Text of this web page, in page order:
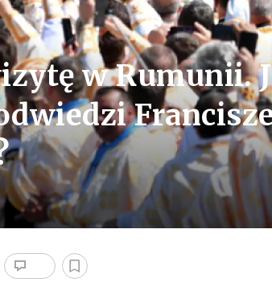
w Rumunii.